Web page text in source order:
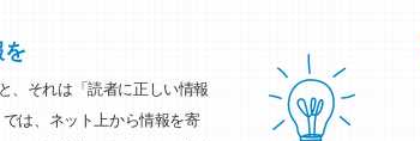
、それは「読者に正しい情報
は、ネット上から情報を寄